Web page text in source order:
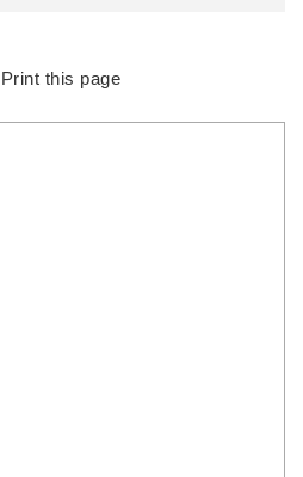
Print this page